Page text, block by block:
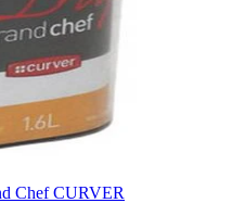
Chef CURVER